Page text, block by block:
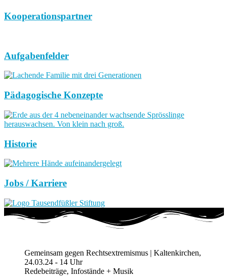
Kooperationspartner
Aufgabenfelder
Pädagogische Konzepte
Historie
Jobs / Karriere
Gemeinsam gegen Rechtsextremismus | Kaltenkirchen,
24.03.24 - 14 Uhr
Redebeiträge, Infostände + Musik